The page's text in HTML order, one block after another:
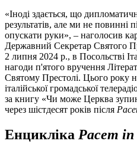
«Іноді здається, що
результатів, але ми не повинні
опускати руки», – наголосив
Державний Секретар Святого
2 липня 2024 р., в Посольстві
нагоди п'ятого вручення
Святому Престолі. Цього року
італійської громадської
за книгу «Чи може Церква
через шістдесят років після
Енцикліка Pacem